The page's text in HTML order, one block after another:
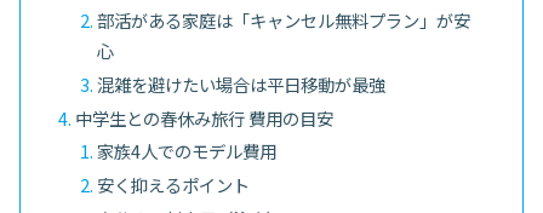
部活がある家庭は「キャンセル無料プラン」が安
心
混雑を避けたい場合は平日移動が最強
中学生との春休み旅行 費用の目安
家族4人でのモデル費用
安く抑えるポイント